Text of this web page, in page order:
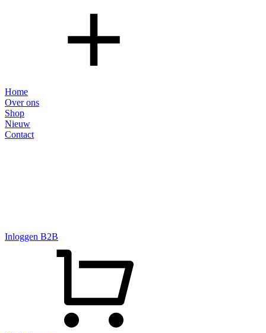
Home
Over ons
Shop
Nieuw
Contact
Inloggen B2B